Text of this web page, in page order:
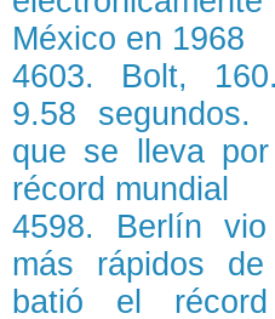
México en 1968
4603. Bolt,
9.58
que se lleva
récord mundial
4598. Berlín
más rápidos
batió el